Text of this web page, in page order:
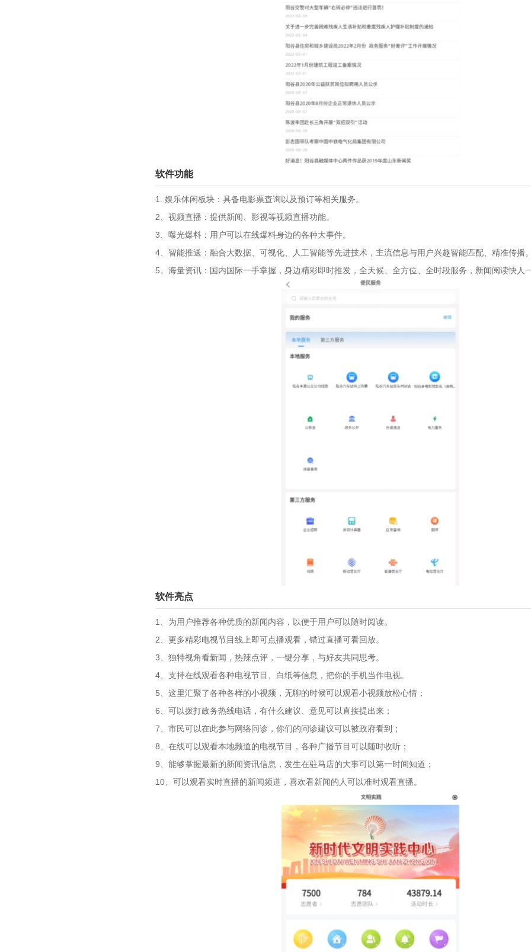
软件功能
1. 娱乐休闲板块：具备电影票查询以及预订等相关服务。
2、视频直播：提供新闻、影视等视频直播功能。
3、曝光爆料：用户可以在线爆料身边的各种大事件。
4、智能推送：融合大数据、可视化、人工智能等先进技术，主流信息与用户兴趣智能匹配、精准传播。
5、海量资讯：国内国际一手掌握，身边精彩即时推发，全天候、全方位、全时段服务，新闻阅读快人一
软件亮点
1、为用户推荐各种优质的新闻内容，以便于用户可以随时阅读。
2、更多精彩电视节目线上即可点播观看，错过直播可看回放。
3、独特视角看新闻，热辣点评，一键分享，与好友共同思考。
4、支持在线观看各种电视节目、白纸等信息，把你的手机当作电视。
5、这里汇聚了各种各样的小视频，无聊的时候可以观看小视频放松心情；
6、可以拨打政务热线电话，有什么建议、意见可以直接提出来；
7、市民可以在此参与网络问诊，你们的问诊建议可以被政府看到；
8、在线可以观看本地频道的电视节目，各种广播节目可以随时收听；
9、能够掌握最新的新闻资讯信息，发生在驻马店的大事可以第一时间知道；
10、可以观看实时直播的新闻频道，喜欢看新闻的人可以准时观看直播。